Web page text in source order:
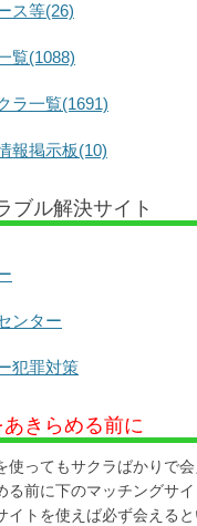
ス等(26)
覧(1088)
ラ一覧(1691)
報掲示板(10)
ブル解決サイト
ンター
犯罪対策
きらめる前に
使ってもサクラばかりで
る前に下のマッチングサ
イトを使えば必ず会える